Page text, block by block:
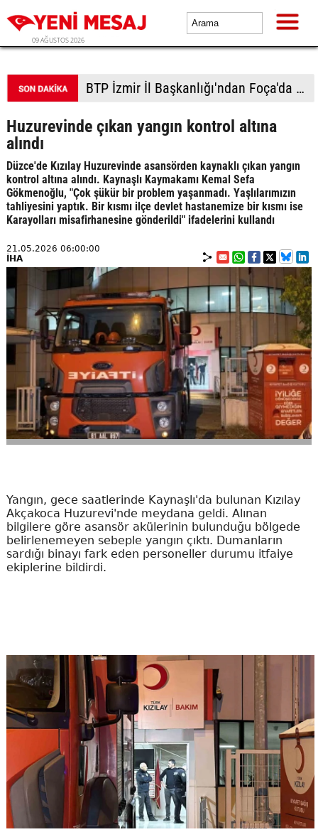
09 AĞUSTOS 2026
Mersin'de kaza sonrası araçlar alev aldı: 1 ölü, 2 yaralı
Huzurevinde çıkan yangın kontrol altına
alındı
Düzce'de Kızılay Huzurevinde asansörden kaynaklı çıkan yangın
kontrol altına alındı. Kaynaşlı Kaymakamı Kemal Sefa
Gökmenoğlu, "Çok şükür bir problem yaşanmadı. Yaşlılarımızın
tahliyesini yaptık. Bir kısmı ilçe devlet hastanemize bir kısmı ise
Karayolları misafirhanesine gönderildi" ifadelerini kullandı
21.05.2026 06:00:00
İHA
Yangın, gece saatlerinde Kaynaşlı'da bulunan Kızılay
Akçakoca Huzurevi'nde meydana geldi. Alınan
bilgilere göre asansör akülerinin bulunduğu bölgede
belirlenemeyen sebeple yangın çıktı. Dumanların
sardığı binayı fark eden personeller durumu itfaiye
ekiplerine bildirdi.